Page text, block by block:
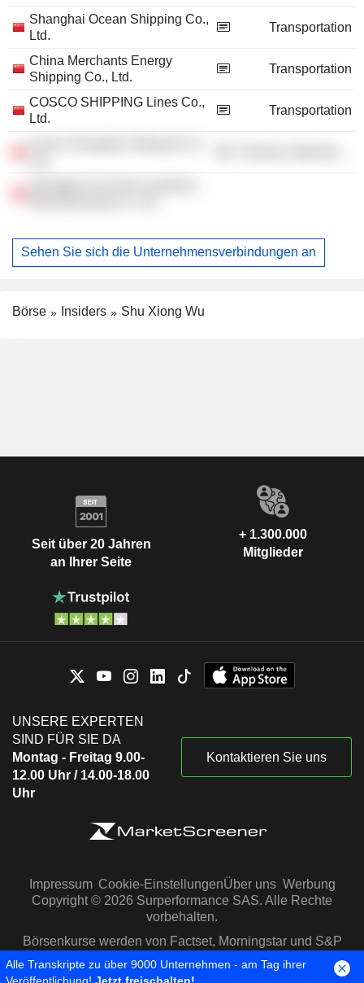
Shanghai Ocean Shipping Co.,
Ltd.
Transportation
China Merchants Energy
Shipping Co., Ltd.
Transportation
COSCO SHIPPING Lines Co.,
Ltd.
Transportation
Sehen Sie sich die Unternehmensverbindungen an
Börse Insiders Shu Xiong Wu
Seit über 20 Jahren
an Ihrer Seite
+ 1.300.000
Mitglieder
UNSERE EXPERTEN
SIND FÜR SIE DA
Montag - Freitag 9.00-
12.00 Uhr / 14.00-18.00
Uhr
Kontaktieren Sie uns
Impressum Cookie-EinstellungenÜber uns Werbung
Copyright © 2026 Surperformance SAS. Alle Rechte
vorbehalten.
Börsenkurse werden von Factset, Morningstar und S&P
Capital IQ zur Verfügung gestellt
Alle Transkripte zu über 9000 Unternehmen - am Tag ihrer